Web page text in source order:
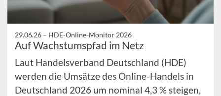
29.06.26 – HDE-Online-Monitor 2026
Auf Wachstumspfad im Netz
Laut Handelsverband Deutschland (HDE)
werden die Umsätze des Online-Handels in
Deutschland 2026 um nominal 4,3 % steigen,